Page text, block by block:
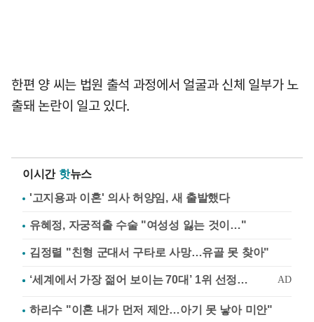
한편 양 씨는 법원 출석 과정에서 얼굴과 신체 일부가 노
출돼 논란이 일고 있다.
이시간 핫뉴스
'고지용과 이혼' 의사 허양임, 새 출발했다
유혜정, 자궁적출 수술 "여성성 잃는 것이…"
김정렬 "친형 군대서 구타로 사망…유골 못 찾아"
하리수 "이혼 내가 먼저 제안…아기 못 낳아 미안"